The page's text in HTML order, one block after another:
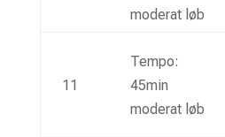
moderat løb
11
Tempo:
45min
moderat løb